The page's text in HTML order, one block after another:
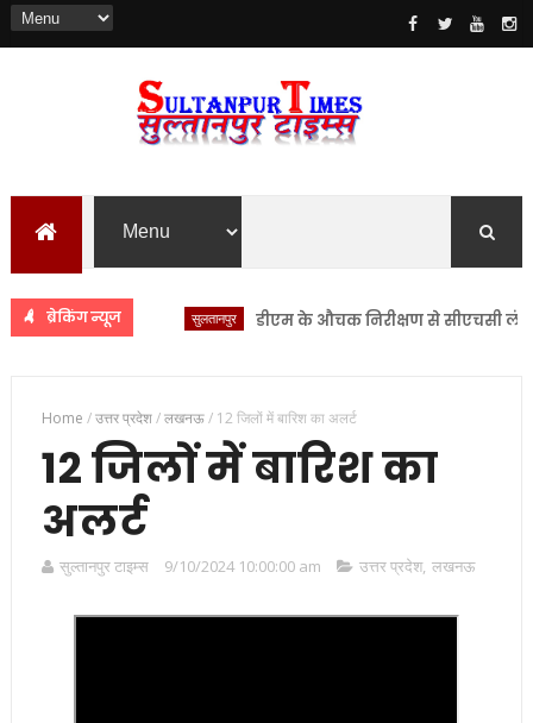
ब्रेकिंग न्यूज सुलतानपुर डीएम के औचक निरीक्षण से सीएचसी लंभुआ में
Home /उत्तर प्रदेश/लखनऊ/ 12 जिलों में बारिश का अलर्ट
12 जिलों में बारिश का
अलर्ट
सुल्तानपुर टाइम्स 9/10/2024 10:00:00 am उत्तर प्रदेश, लखनऊ